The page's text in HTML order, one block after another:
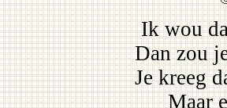
Ik wou
Dan zou
Je kreeg
Maar